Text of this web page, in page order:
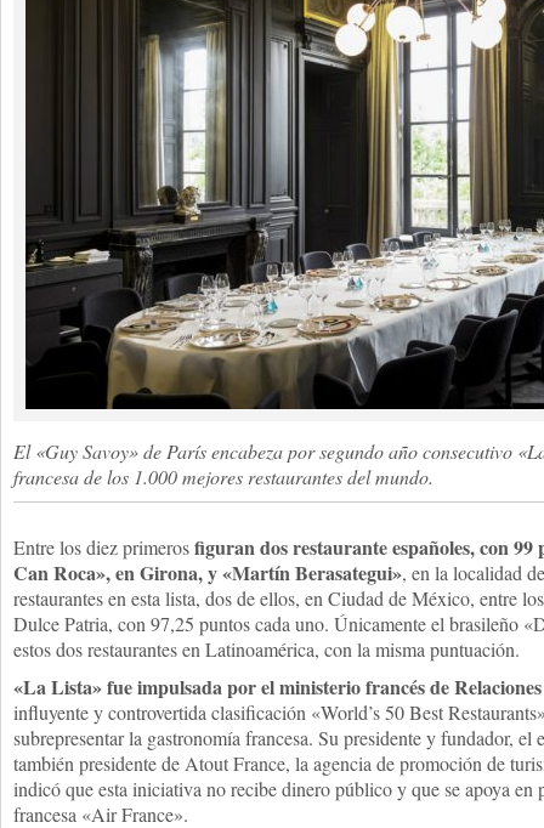
El «Guy Savoy» de París encabeza por segundo año consecutivo
francesa de los 1.000 mejores restaurantes del mundo.
Entre los diez primerosfiguran dos restaurante españoles, con
Can Roca», en Girona, y «Martín Berasategui», en la localidad
restaurantes en esta lista, dos de ellos, en Ciudad de México, entre
Dulce Patria, con 97,25 puntos cada uno. Únicamente el brasileño
estos dos restaurantes en Latinoamérica, con la misma puntuación.
«La Lista» fue impulsada por el ministerio francés de
influyente y controvertida clasificación «World’s 50 Best
subrepresentar la gastronomía francesa. Su presidente y fundador, el
también presidente de Atout France, la agencia de promoción de
indicó que esta iniciativa no recibe dinero público y que se apoya en
francesa «Air France».